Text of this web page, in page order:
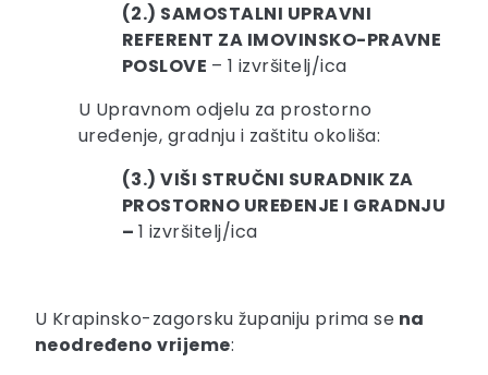
(2.) SAMOSTALNI UPRAVNI
REFERENT ZA IMOVINSKO-PRAVNE
POSLOVE – 1 izvršitelj/ica
U Upravnom odjelu za prostorno
uređenje, gradnju i zaštitu okoliša:
(3.) VIŠI STRUČNI SURADNIK ZA
PROSTORNO UREĐENJE I GRADNJU
– 1 izvršitelj/ica
U Krapinsko-zagorsku županiju prima se na
neodređeno vrijeme: